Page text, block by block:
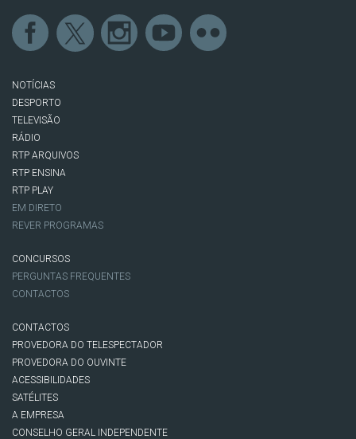
NOTÍCIAS
DESPORTO
TELEVISÃO
RÁDIO
RTP ARQUIVOS
RTP ENSINA
RTP PLAY
EM DIRETO
REVER PROGRAMAS
CONCURSOS
PERGUNTAS FREQUENTES
CONTACTOS
CONTACTOS
PROVEDORA DO TELESPECTADOR
PROVEDORA DO OUVINTE
ACESSIBILIDADES
SATÉLITES
A EMPRESA
CONSELHO GERAL INDEPENDENTE